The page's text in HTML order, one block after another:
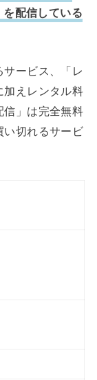
配信している
サービス、「レ
加えレンタル料
信」は完全無料
い切れるサービ